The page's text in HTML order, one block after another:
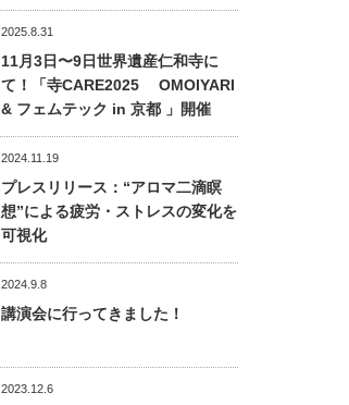
2025.8.31
11月3日〜9日世界遺産仁和寺に
て！「寺CARE2025 OMOIYARI
& フェムテック in 京都 」開催
2024.11.19
プレスリリース：“アロマ二滴瞑
想”による疲労・ストレスの変化を
可視化
2024.9.8
講演会に行ってきました！
2023.12.6